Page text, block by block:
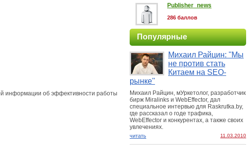
информации об эффективности работы
Publisher_news
286 баллов
Популярные
Михаил Райцин: ''Мы
не против стать
Китаем на SEO-
рынке''
Михаил Райцин, мУркетолог, разработчик
бирж Miralinks и WebEffector, дал
специальное интервью для Raskrutka.by,
где рассказал о годе трафика,
WebEffector и конкурентах, а также своих
увлечениях.
читать 11.03.2010